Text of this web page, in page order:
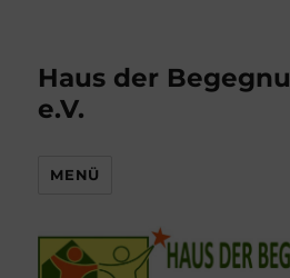
Haus der
e.V.
MENÜ